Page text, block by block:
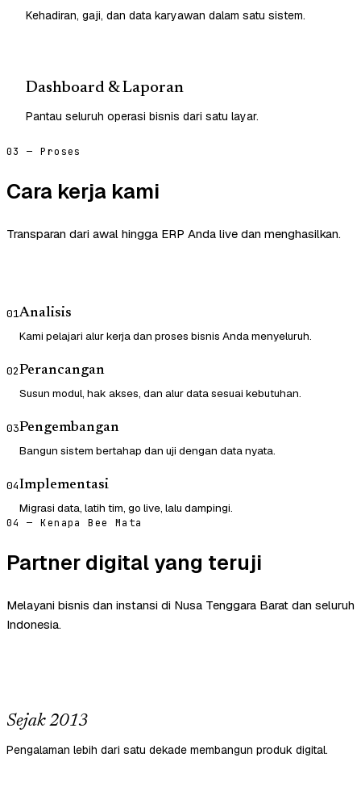
Kehadiran, gaji, dan data karyawan dalam satu sistem.
Dashboard & Laporan
Pantau seluruh operasi bisnis dari satu layar.
03 — Proses
Cara kerja kami
Transparan dari awal hingga ERP Anda live dan menghasilkan.
01Analisis
Kami pelajari alur kerja dan proses bisnis Anda menyeluruh.
02Perancangan
Susun modul, hak akses, dan alur data sesuai kebutuhan.
03Pengembangan
Bangun sistem bertahap dan uji dengan data nyata.
04Implementasi
Migrasi data, latih tim, go live, lalu dampingi.
04 — Kenapa Bee Mata
Partner digital yang teruji
Melayani bisnis dan instansi di Nusa Tenggara Barat dan seluruh
Indonesia.
Sejak 2013
Pengalaman lebih dari satu dekade membangun produk digital.